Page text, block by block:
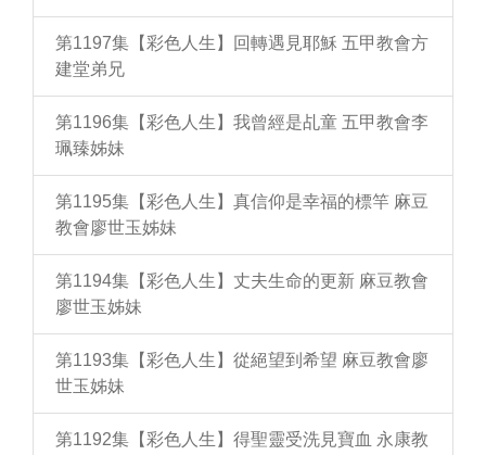
第1197集【彩色人生】回轉遇見耶穌 五甲教會方
建堂弟兄
第1196集【彩色人生】我曾經是乩童 五甲教會李
珮臻姊妹
第1195集【彩色人生】真信仰是幸福的標竿 麻豆
教會廖世玉姊妹
第1194集【彩色人生】丈夫生命的更新 麻豆教會
廖世玉姊妹
第1193集【彩色人生】從絕望到希望 麻豆教會廖
世玉姊妹
第1192集【彩色人生】得聖靈受洗見寶血 永康教